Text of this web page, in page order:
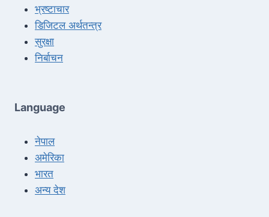
भ्रष्टाचार
डिजिटल अर्थतन्त्र
सुरक्षा
निर्बाचन
Language
नेपाल
अमेरिका
भारत
अन्य देश